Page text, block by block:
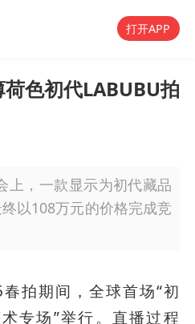
打开APP
色初代LABUBU拍
上，一款显示为初代藏品
以108万元的价格完成竞
拍期间，全球首场“初
专场”举行。直播过程